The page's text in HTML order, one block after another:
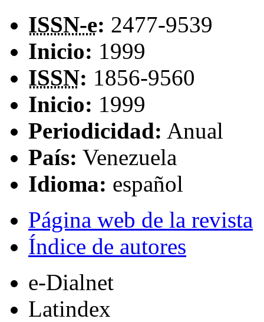
ISSN-e: 2477-9539
Inicio: 1999
ISSN: 1856-9560
Inicio: 1999
Periodicidad: Anual
País: Venezuela
Idioma: español
Página web de la revista
Índice de autores
e-Dialnet
Latindex